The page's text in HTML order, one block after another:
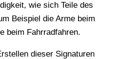
wie sich Teile des
Beispiel die Arme beim
beim Fahrradfahren.
dieser Signaturen